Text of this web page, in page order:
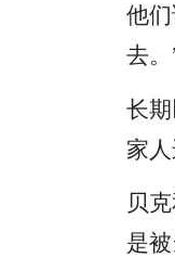
他
去。
长
家
贝
是